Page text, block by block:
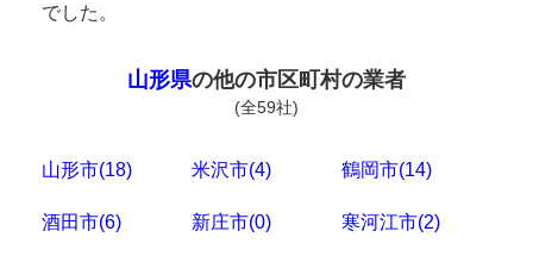
でした。
山形県の他の市区町村の業者
(全59社)
山形市(18) 米沢市(4) 鶴岡市(14)
酒田市(6) 新庄市(0) 寒河江市(2)